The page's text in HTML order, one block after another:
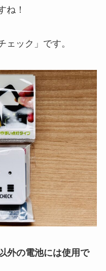
ね！
ェック」です。
外の電池には使用で